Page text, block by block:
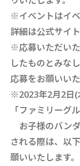
※イベントはイベ
詳細は公式サイ
※応募いただい
したものとみな
応募をお願いいた
※2023年2月2日(
「ファミリーグ
お子様のバン
される際は、以
願いいたします。